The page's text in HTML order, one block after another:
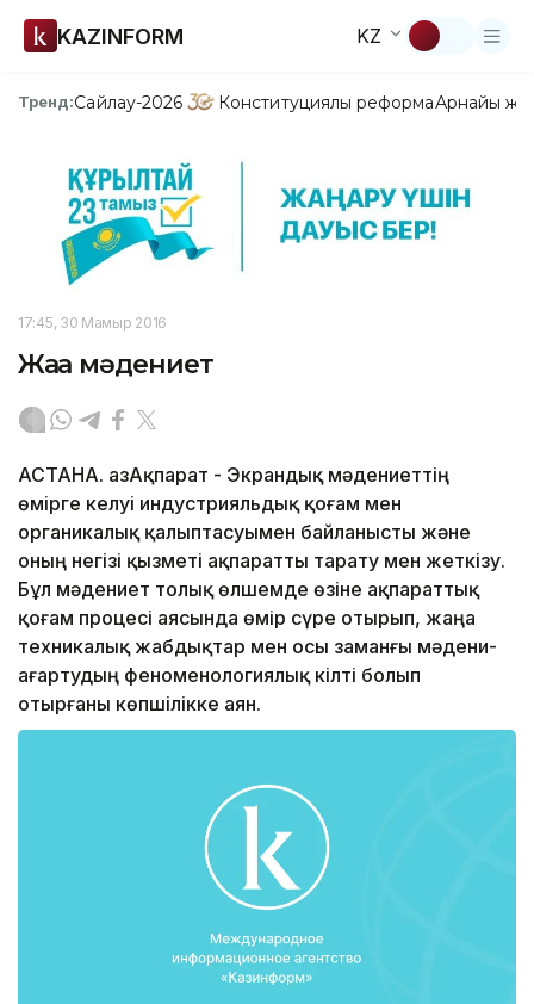
KAZINFORM KZ
Тренд:Сайлау-2026 Конституциялық реформаАрнайы
17:45, 30 Мамыр 2016
Жаңа мәдениет
АСТАНА. ҚазАқпарат - Экрандық мәдениеттің
өмірге келуі индустрияльдық қоғам мен
органикалық қалыптасуымен байланысты және
оның негізі қызметі ақпаратты тарату мен жеткізу.
Бұл мәдениет толық өлшемде өзіне ақпараттық
қоғам процесі аясында өмір сүре отырып, жаңа
техникалық жабдықтар мен осы заманғы мәдени-
ағартудың феноменологиялық кілті болып
отырғаны көпшілікке аян.